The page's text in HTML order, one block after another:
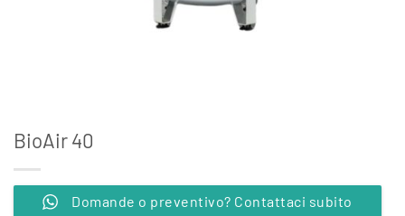
BioAir 40
Domande o preventivo? Contattaci subito